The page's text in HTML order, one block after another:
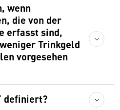
wenn
die von der
erfasst sind,
Trinkgeld
vorgesehen
definiert?